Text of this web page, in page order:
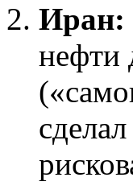
Иран:
нефти